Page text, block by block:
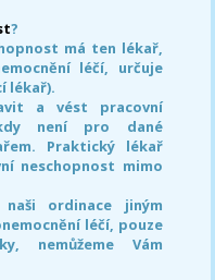
?
má ten lékař,
léčí, určuje
lékař).
a vést pracovní
není pro dané
Praktický lékař
neschopnost mimo
ordinace jiným
léčí, pouze
nemůžeme Vám